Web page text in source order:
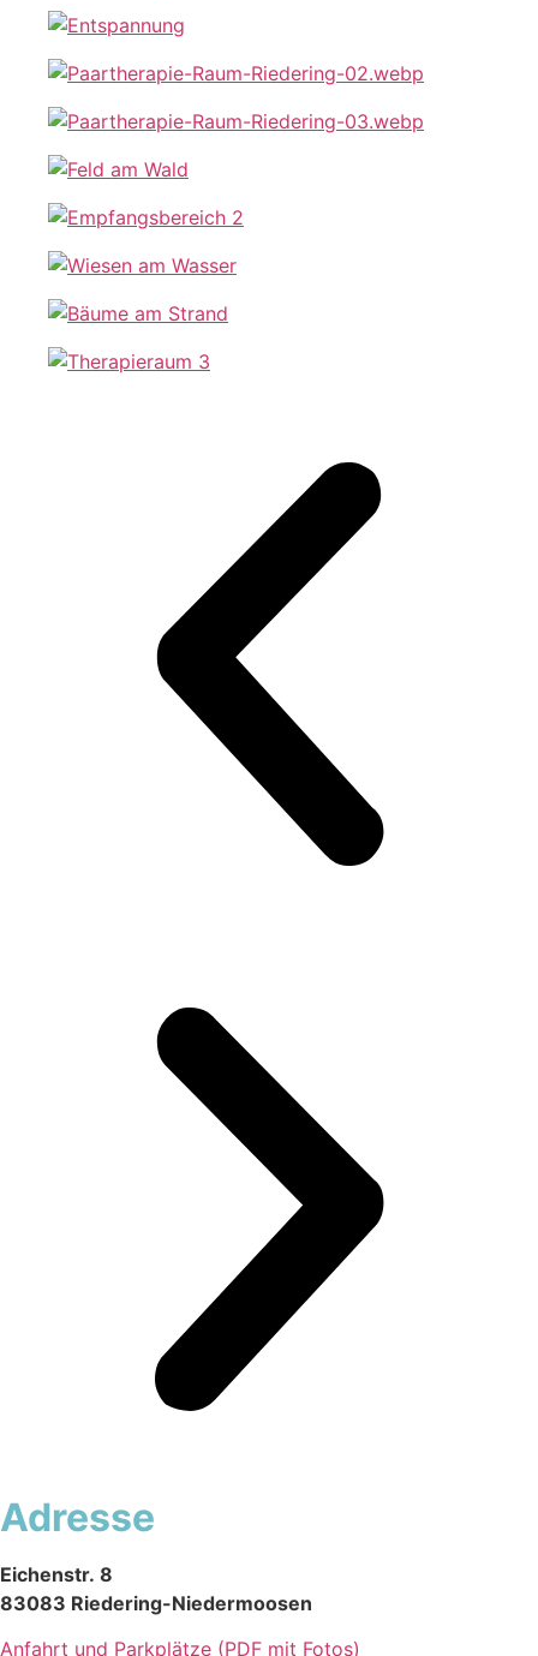
Adresse
Eichenstr. 8
83083 Riedering-Niedermoosen
Anfahrt und Parkplätze (PDF mit Fotos)